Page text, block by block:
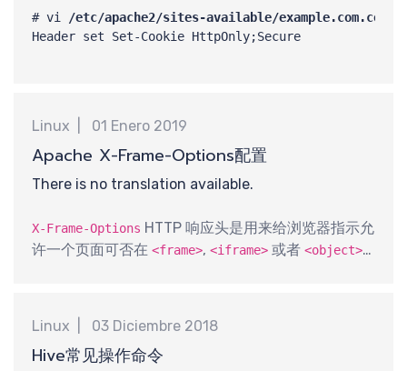
最
# vi
/etc/apache2/sites-available/example.com.conf
Header set Set-Cookie HttpOnly;Secure
Linux 01 Enero 2019
Apache X-Frame-Options配置
There is no translation available.
X-Frame-Options HTTP 响应头是用来给浏览器指示允
许一个页面可否在 <frame>, <iframe> 或者 <object>
点击劫持 (clickjacking) 的攻击。
Linux 03 Diciembre 2018
Hive常见操作命令